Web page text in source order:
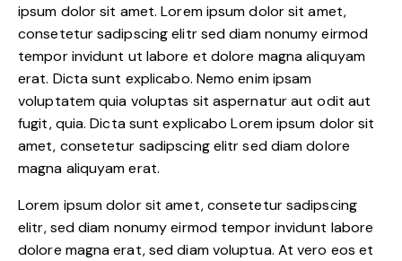
ipsum dolor sit amet. Lorem ipsum dolor sit amet,
consetetur sadipscing elitr sed diam nonumy eirmod
tempor invidunt ut labore et dolore magna aliquyam
erat. Dicta sunt explicabo. Nemo enim ipsam
voluptatem quia voluptas sit aspernatur aut odit aut
fugit, quia. Dicta sunt explicabo Lorem ipsum dolor sit
amet, consetetur sadipscing elitr sed diam dolore
magna aliquyam erat.
Lorem ipsum dolor sit amet, consetetur sadipscing
elitr, sed diam nonumy eirmod tempor invidunt labore
dolore magna erat, sed diam voluptua. At vero eos et